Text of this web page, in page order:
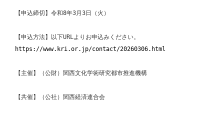
【申込締切】令和8年3月3日（火）
https://www.kri.or.jp/contact/20260306.html
【主催】（公財）関西文化学術研究都市推進機構
【共催】（公社）関西経済連合会